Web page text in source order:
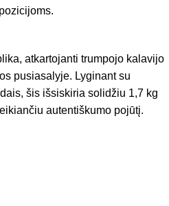
atkartojanti trumpojo kalavijo
pusiasalyje. Lyginant su
šis išsiskiria solidžiu 1,7 kg
autentiškumo pojūtį.